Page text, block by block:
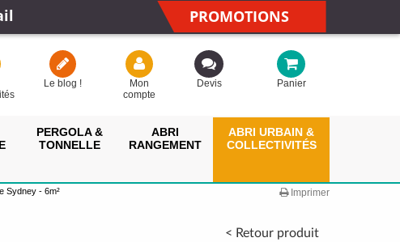
PROMOTIONS
Le blog !
Mon
compte
Devis Panier
PERGOLA &
TONNELLE
ABRI
RANGEMENT
ABRI URBAIN &
COLLECTIVITÉS
Sydney - 6m² Imprimer
< Retour produit